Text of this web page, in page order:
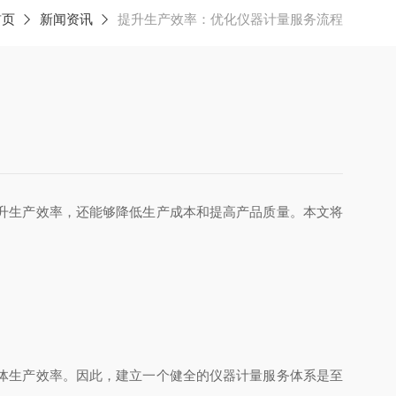
新闻资讯 提升生产效率：优化仪器计量服务流程
产效率，还能够降低生产成本和提高产品质量。本文将
产效率。因此，建立一个健全的仪器计量服务体系是至